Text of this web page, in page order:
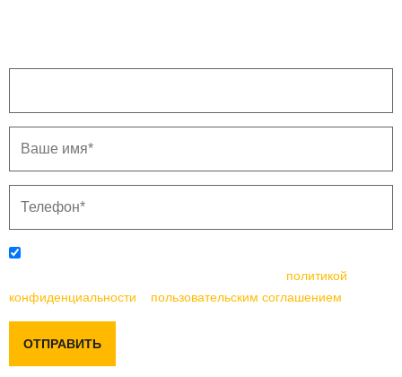
политикой
конфиденциальности
пользовательским соглашением
ОТПРАВИТЬ